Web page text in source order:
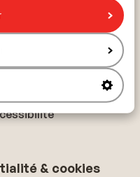
& cookies